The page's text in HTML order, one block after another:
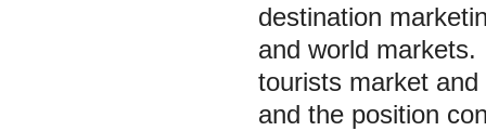
destination
and world
tourists market
and the position